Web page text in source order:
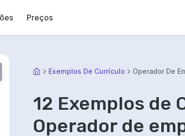
Preços
Exemplos De Currículo Operador De
12 Exemplos de
Operador de